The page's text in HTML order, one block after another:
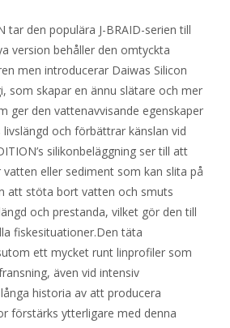
tar den populära J-BRAID-serien till
version behåller den omtyckta
men introducerar Daiwas Silicon
som skapar en ännu slätare och mer
ger den vattenavvisande egenskaper
och förbättrar känslan vid
silikonbeläggning ser till att
eller sediment som kan slita på
att stöta bort vatten och smuts
och prestanda, vilket gör den till
fiskesituationer.Den täta
ett mycket runt linprofiler som
även vid intensiv
historia av att producera
förstärks ytterligare med denna